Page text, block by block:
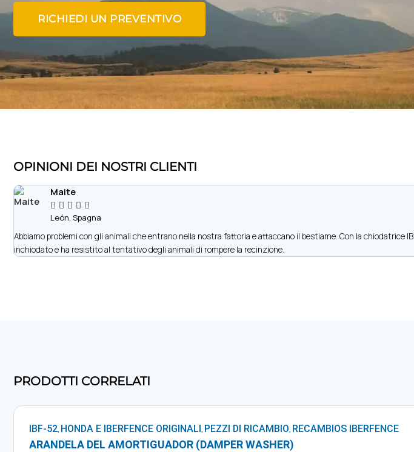
RICHIEDI UN PREVENTIVO
OPINIONI DEI NOSTRI CLIENTI
Maite
    
León, Spagna
Abbiamo problemi con gli animali che entrano nella nostra fattoria e attaccano il bestiame. Con la
inchiodato e ha resistito al tentativo degli animali di rompere la recinzione.
PRODOTTI CORRELATI
IBF-52, HONDA E IBERFENCE ORIGINALI , PEZZI DI RICAMBIO, RECAMBIOS IBERFENCE
ARANDELA DEL AMORTIGUADOR (DAMPER WASHER)